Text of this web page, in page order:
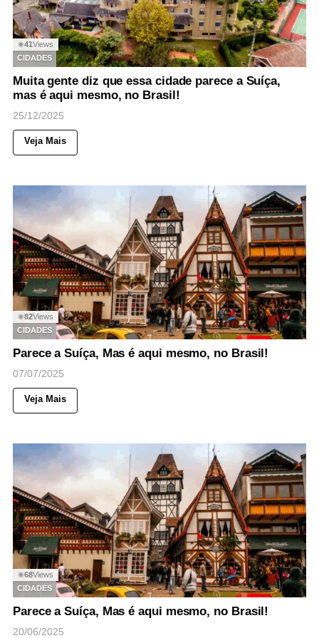
◉41Views
CIDADES
Muita gente diz que essa cidade parece a Suíça,
mas é aqui mesmo, no Brasil!
25/12/2025
Veja Mais
◉82Views
CIDADES
Parece a Suíça, Mas é aqui mesmo, no Brasil!
07/07/2025
Veja Mais
◉68Views
CIDADES
Parece a Suíça, Mas é aqui mesmo, no Brasil!
20/06/2025